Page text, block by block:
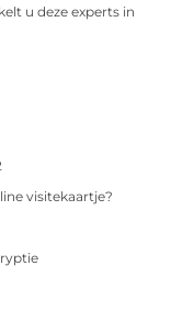
u deze experts in
visitekaartje?